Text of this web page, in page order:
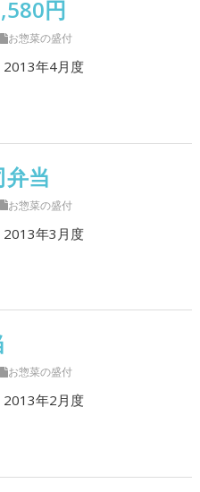
円
お惣菜の盛付
2013年4月度
当
お惣菜の盛付
2013年3月度
お惣菜の盛付
2013年2月度